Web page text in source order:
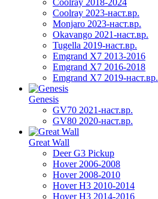
Coolray 2023-наст.вр.
Monjaro 2023-наст.вр.
Okavango 2021-наст.вр.
Tugella 2019-наст.вр.
Emgrand Х7 2013-2016
Emgrand X7 2016-2018
Emgrand X7 2019-наст.вр.
Genesis
GV70 2021-наст.вр.
GV80 2020-наст.вр.
Great Wall
Deer G3 Pickup
Hover 2006-2008
Hover 2008-2010
Hover H3 2010-2014
Hover H3 2014-2016